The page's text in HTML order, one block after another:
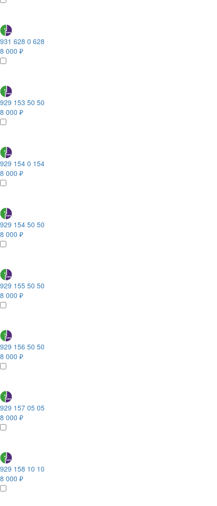
931 628 0 628
8 000 ₽
929 153 50 50
8 000 ₽
929 154 0 154
8 000 ₽
929 154 50 50
8 000 ₽
929 155 50 50
8 000 ₽
929 156 50 50
8 000 ₽
929 157 05 05
8 000 ₽
929 158 10 10
8 000 ₽